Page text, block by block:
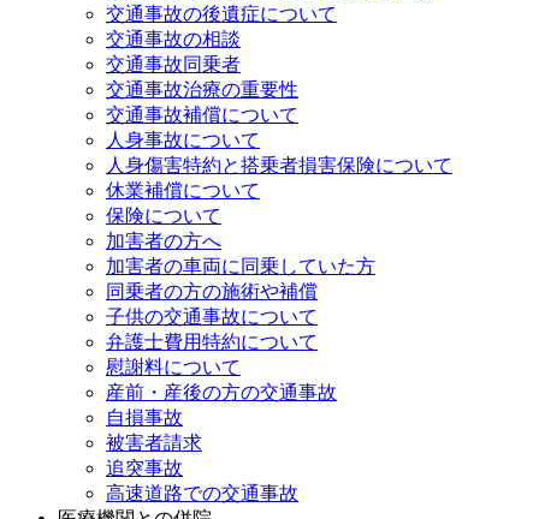
交通事故の後遺症について
交通事故の相談
交通事故同乗者
交通事故治療の重要性
交通事故補償について
人身事故について
人身傷害特約と搭乗者損害保険について
休業補償について
保険について
加害者の方へ
加害者の車両に同乗していた方
同乗者の方の施術や補償
子供の交通事故について
弁護士費用特約について
慰謝料について
産前・産後の方の交通事故
自損事故
被害者請求
追突事故
高速道路での交通事故